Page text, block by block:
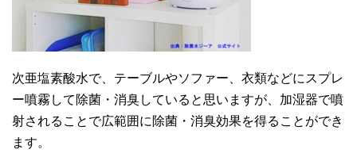
次亜塩素酸水で、テーブルやソファー、衣類などにスプレ
ー噴霧して除菌・消臭していると思いますが、加湿器で噴
射されることで広範囲に除菌・消臭効果を得ることができ
ます。